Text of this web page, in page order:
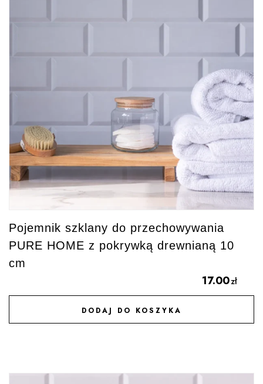
Pojemnik szklany do przechowywania
PURE HOME z pokrywką drewnianą 10
cm
17.00zł
DODAJ DO KOSZYKA
DODAJ DO ULUBIONYCH